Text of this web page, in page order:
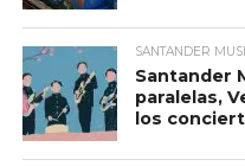
SANTANDER
Santander
paralelas,
los